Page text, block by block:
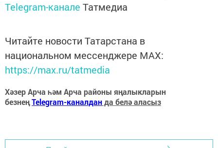
Telegram-канале Татмедиа
Читайте новости Татарстана в
национальном мессенджере MАХ:
https://max.ru/tatmedia
Хәзер Арча һәм Арча районы яңалыкларын
безнеңTelegram-каналданда белә аласыз